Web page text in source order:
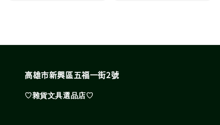
高雄市新興區五福一街2號
♡雜貨文具選品店♡